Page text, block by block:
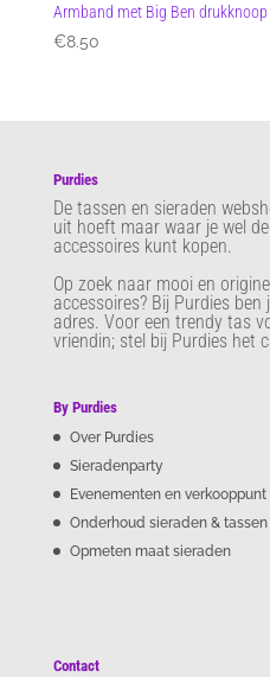
Armband met Big Ben drukknoop
€8.50
Purdies
De tassen en sieraden
uit hoeft maar waar je wel
accessoires kunt kopen.
Op zoek naar mooi en
accessoires? Bij Purdies ben
adres. Voor een trendy tas
vriendin; stel bij Purdies het
By Purdies
Over Purdies
Sieradenparty
Evenementen en verkooppunt
Onderhoud sieraden & tassen
Opmeten maat sieraden
Contact